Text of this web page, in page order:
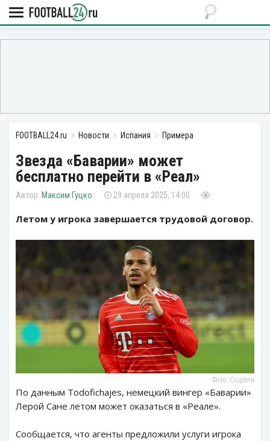
FOOTBALL24.ru Новости Испания Примера
Звезда «Баварии» может
бесплатно перейти в «Реал»
Максим Гуцко 29 апреля 2025, 14:00
Летом у игрока завершается трудовой договор.
Фото: Соцсети
По данным Todofichajes, немецкий вингер «Баварии»
Лерой Сане летом может оказаться в «Реале».
Сообщается, что агенты предложили услуги игрока